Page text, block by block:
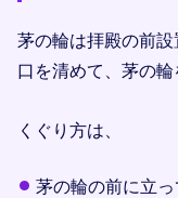
茅の輪は拝殿の前
口を清めて、茅の輪
くぐり方は、
茅の輪の前に立っ